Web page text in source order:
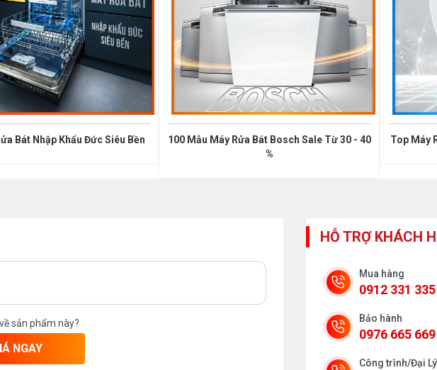
Bát Nhập Khẩu Đức Siêu Bền
100 Mẫu Máy Rửa Bát Bosch Sale Từ 30 - 40
%
sản phẩm này?
NGAY
HỖ TRỢ KHÁCH
Mua hàng
0912 331 335
Bảo hành
0976 665 669
Công trình/Đại Lý